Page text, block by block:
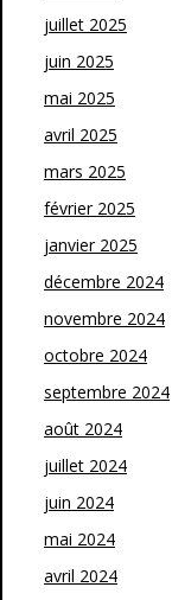
juillet 2025
juin 2025
mai 2025
avril 2025
mars 2025
février 2025
janvier 2025
décembre 2024
novembre 2024
octobre 2024
septembre 2024
août 2024
juillet 2024
juin 2024
mai 2024
avril 2024